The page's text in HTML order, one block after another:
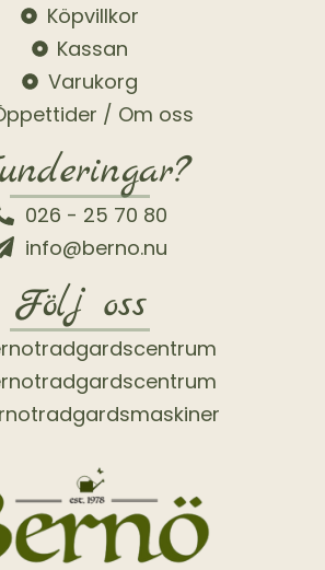
Köpvillkor
Kassan
Varukorg
/ Om oss
026 - 25 70 80
info@berno.nu
Följ oss